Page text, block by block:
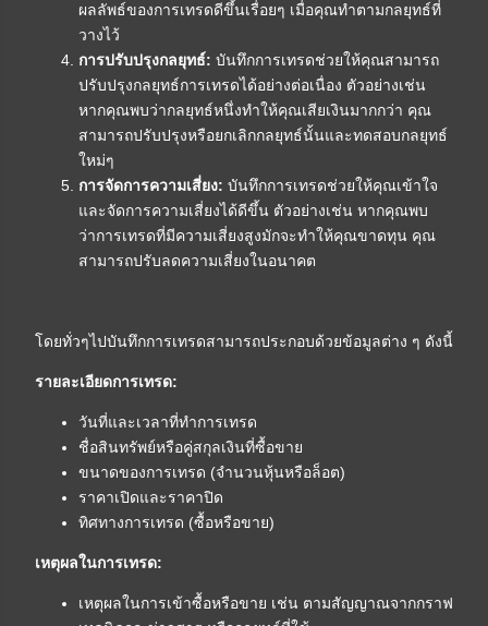
ผลลัพธ์ของการเทรดดีขึ้นเรื่อยๆ เมื่อคุณทำตามกลยุทธ์ที่
วางไว้
การปรับปรุงกลยุทธ์: บันทึกการเทรดช่วยให้คุณสามารถ
ปรับปรุงกลยุทธ์การเทรดได้อย่างต่อเนื่อง ตัวอย่างเช่น
หากคุณพบว่ากลยุทธ์หนึ่งทำให้คุณเสียเงินมากกว่า คุณ
สามารถปรับปรุงหรือยกเลิกกลยุทธ์นั้นและทดสอบกลยุทธ์
ใหม่ๆ
การจัดการความเสี่ยง: บันทึกการเทรดช่วยให้คุณเข้าใจ
และจัดการความเสี่ยงได้ดีขึ้น ตัวอย่างเช่น หากคุณพบ
ว่าการเทรดที่มีความเสี่ยงสูงมักจะทำให้คุณขาดทุน คุณ
สามารถปรับลดความเสี่ยงในอนาคต
โดยทั่วๆไปบันทึกการเทรดสามารถประกอบด้วยข้อมูลต่าง ๆ ดังนี้
รายละเอียดการเทรด:
วันที่และเวลาที่ทำการเทรด
ชื่อสินทรัพย์หรือคู่สกุลเงินที่ซื้อขาย
ขนาดของการเทรด (จำนวนหุ้นหรือล็อต)
ราคาเปิดและราคาปิด
ทิศทางการเทรด (ซื้อหรือขาย)
เหตุผลในการเทรด:
เหตุผลในการเข้าซื้อหรือขาย เช่น ตามสัญญาณจากกราฟ